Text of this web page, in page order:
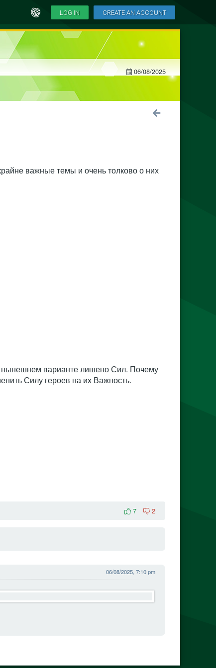
LOG IN CREATE AN ACCOUNT
06/08/2025
важные темы и очень толково о них
нынешнем варианте лишено Сил. Почему
Силу героев на их Важность.
7 2
06/08/2025, 7:10 pm